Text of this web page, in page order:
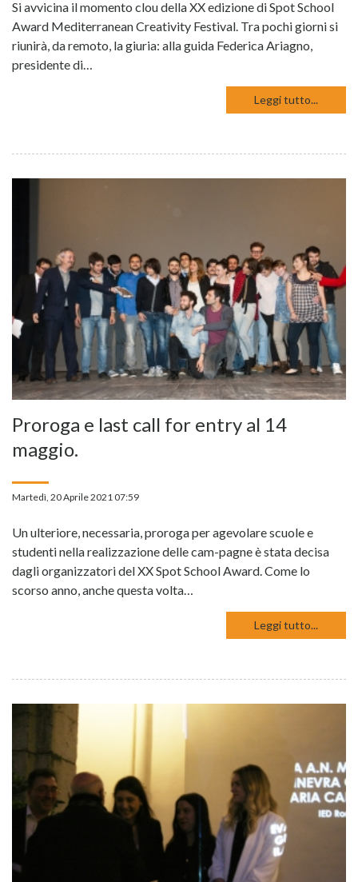
Si avvicina il momento clou della XX edizione di Spot School
Award Mediterranean Creativity Festival. Tra pochi giorni si
riunirà, da remoto, la giuria: alla guida Federica Ariagno,
presidente di…
Leggi tutto...
Proroga e last call for entry al 14
maggio.
Martedì, 20 Aprile 2021 07:59
Un ulteriore, necessaria, proroga per agevolare scuole e
studenti nella realizzazione delle cam-pagne è stata decisa
dagli organizzatori del XX Spot School Award. Come lo
scorso anno, anche questa volta…
Leggi tutto...